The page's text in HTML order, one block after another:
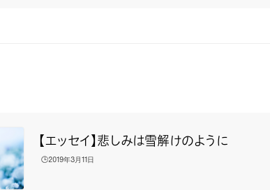
【エッセイ】悲しみは雪解けのように
🕒️2019年3月11日